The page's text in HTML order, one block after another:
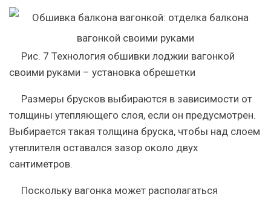
Рис. 7 Технология обшивки лоджии вагонкой
своими руками – установка обрешетки
Размеры брусков выбираются в зависимости от
толщины утепляющего слоя, если он предусмотрен.
Выбирается такая толщина бруска, чтобы над слоем
утеплителя оставался зазор около двух
сантиметров.
Поскольку вагонка может располагаться